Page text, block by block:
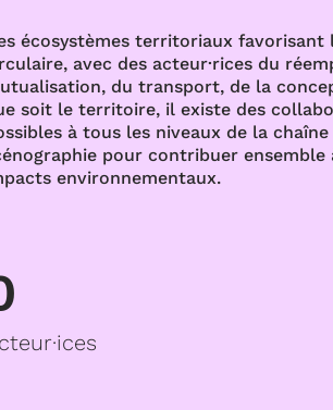
écosystèmes territoriaux favorisant
avec des acteur·rices du
du transport, de la
soit le territoire, il existe des
à tous les niveaux de la
pour contribuer ensemble
environnementaux.